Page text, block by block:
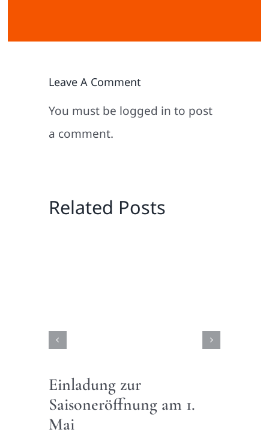
Leave A Comment
You must be logged in to post
a comment.
Related Posts
Einladung zur
Saisoneröffnung am 1.
Mai